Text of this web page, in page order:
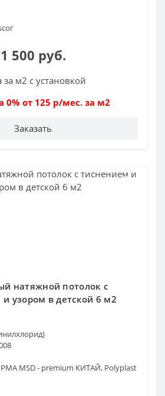
1 500 руб.
за м2 с установкой
0% от 125 р/мес. за м2
Заказать
натяжной потолок с
узором в детской 6 м2
MSD - premium КИТАЙ, Polyplast